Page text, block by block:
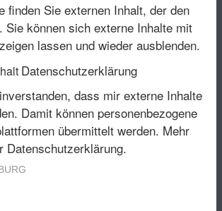
finden Sie externen Inhalt, der den
Sie können sich externe Inhalte mit
lassen und wieder ausblenden.
Datenschutzerklärung
dass mir externe Inhalte
Damit können personenbezogene
übermittelt werden. Mehr
Datenschutzerklärung.